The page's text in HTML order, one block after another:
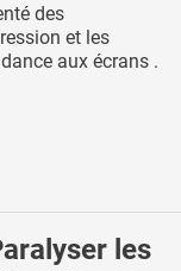
des
et les
aux écrans .
les